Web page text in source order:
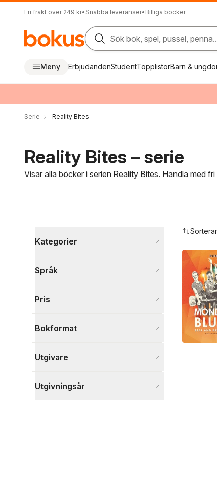
Fri frakt över 249 kr• Snabba leveranser• Billiga böcker
Sök bok, spel, pussel,
Meny ErbjudandenStudentTopplistorBarn &
Serie Reality Bites
Reality Bites – serie
Visar alla böcker i serien Reality Bites. Handla med
Kategorier
Visa fler
Språk
Pris
Bokformat
Utgivare
Utgivningsår